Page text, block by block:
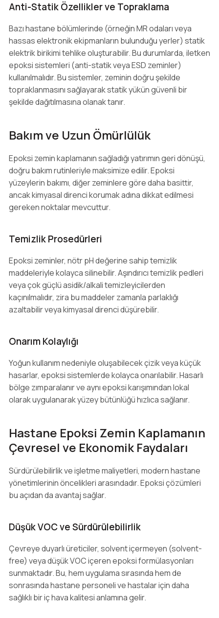
Anti-Statik Özellikler ve Topraklama
Bazı hastane bölümlerinde (örneğin MR odaları veya
hassas elektronik ekipmanların bulunduğu yerler) statik
elektrik birikimi tehlike oluşturabilir. Bu durumlarda, iletken
epoksi sistemleri (anti-statik veya ESD zeminler)
kullanılmalıdır. Bu sistemler, zeminin doğru şekilde
topraklanmasını sağlayarak statik yükün güvenli bir
şekilde dağıtılmasına olanak tanır.
Bakım ve Uzun Ömürlülük
Epoksi zemin kaplamanın sağladığı yatırımın geri dönüşü,
doğru bakım rutinleriyle maksimize edilir. Epoksi
yüzeylerin bakımı, diğer zeminlere göre daha basittir,
ancak kimyasal direnci korumak adına dikkat edilmesi
gereken noktalar mevcuttur.
Temizlik Prosedürleri
Epoksi zeminler, nötr pH değerine sahip temizlik
maddeleriyle kolayca silinebilir. Aşındırıcı temizlik pedleri
veya çok güçlü asidik/alkali temizleyicilerden
kaçınılmalıdır, zira bu maddeler zamanla parlaklığı
azaltabilir veya kimyasal direnci düşürebilir.
Onarım Kolaylığı
Yoğun kullanım nedeniyle oluşabilecek çizik veya küçük
hasarlar, epoksi sistemlerde kolayca onarılabilir. Hasarlı
bölge zımparalanır ve aynı epoksi karışımından lokal
olarak uygulanarak yüzey bütünlüğü hızlıca sağlanır.
Hastane Epoksi Zemin Kaplamanın
Çevresel ve Ekonomik Faydaları
Sürdürülebilirlik ve işletme maliyetleri, modern hastane
yönetimlerinin öncelikleri arasındadır. Epoksi çözümleri
bu açıdan da avantaj sağlar.
Düşük VOC ve Sürdürülebilirlik
Çevreye duyarlı üreticiler, solvent içermeyen (solvent-
free) veya düşük VOC içeren epoksi formülasyonları
sunmaktadır. Bu, hem uygulama sırasında hem de
sonrasında hastane personeli ve hastalar için daha
sağlıklı bir iç hava kalitesi anlamına gelir.